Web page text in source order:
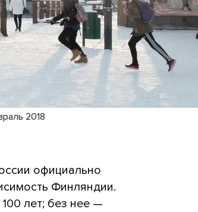
2018
официально
Финляндии.
лет; без нее —